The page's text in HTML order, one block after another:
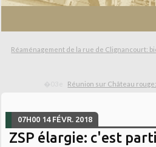
Réaménagement de la rue de Clignancourt:
Réunion sur Château
07H00 14 FÉVR. 2018
ZSP élargie: c'est